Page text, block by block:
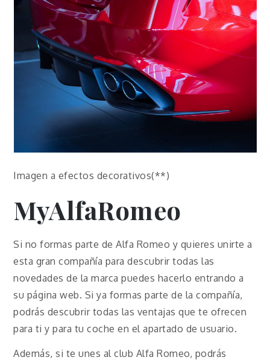
Imagen a efectos decorativos(**)
MyAlfaRomeo
Si no formas parte de Alfa Romeo y quieres unirte a
esta gran compañía para descubrir todas las
novedades de la marca puedes hacerlo entrando a
su página web. Si ya formas parte de la compañía,
podrás descubrir todas las ventajas que te ofrecen
para ti y para tu coche en el apartado de usuario.
Además, si te unes al club Alfa Romeo, podrás